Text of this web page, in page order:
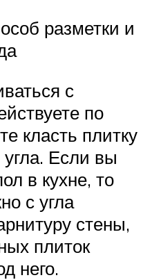
разметки и
с
по
класть плитку
угла. Если вы
в кухне, то
с угла
стены,
плиток
него.